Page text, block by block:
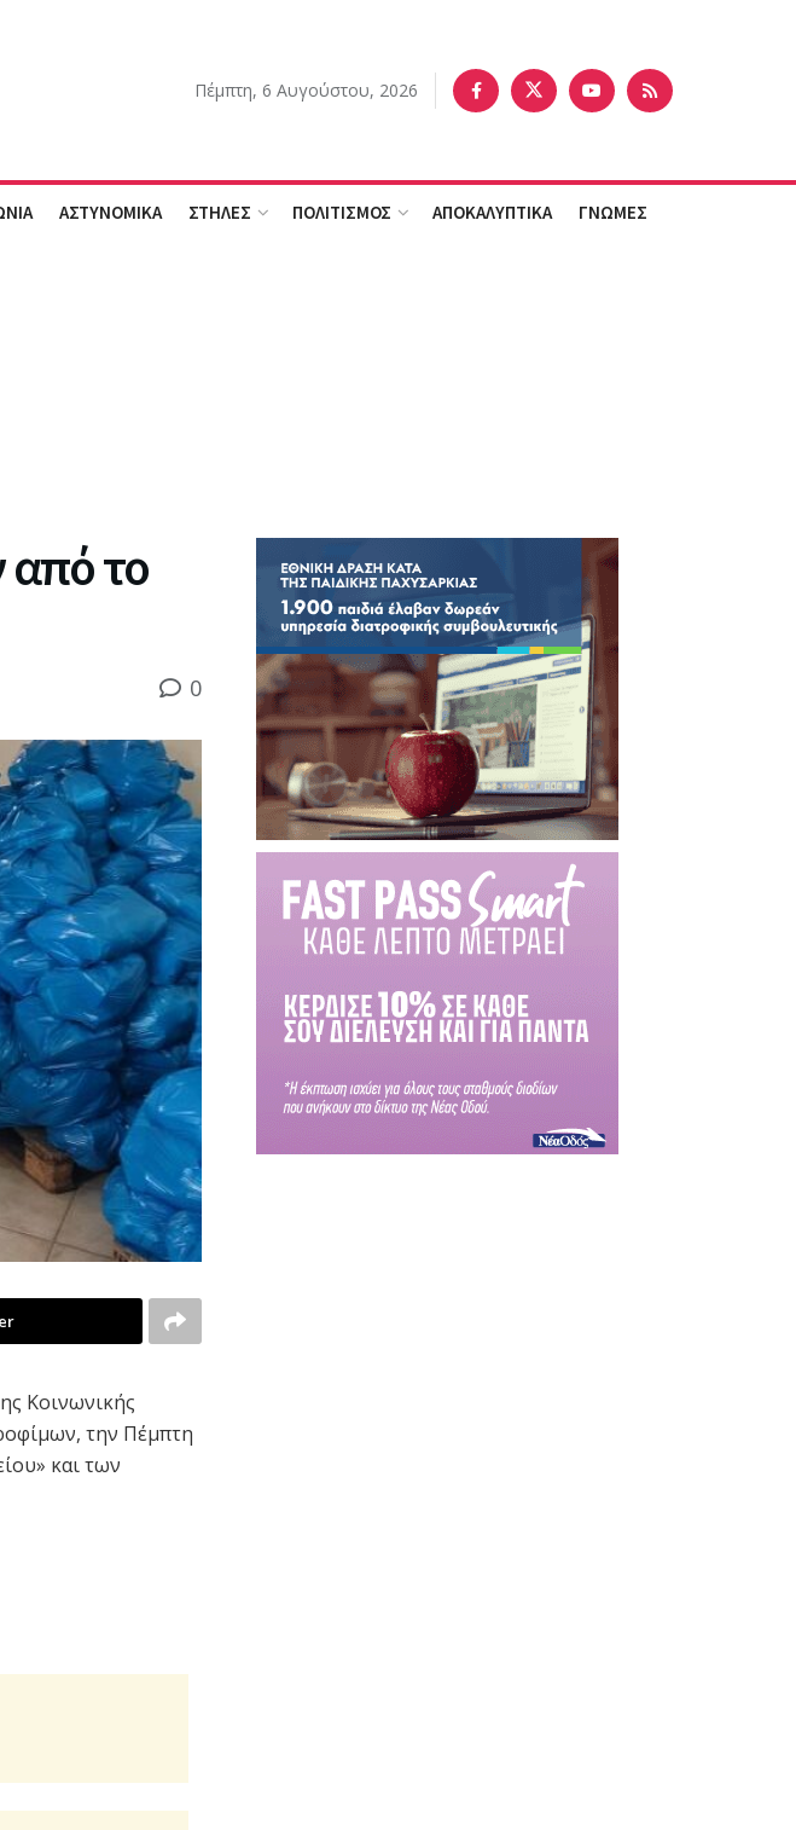
Πέμπτη, 6 Αυγούστου, 2026
ΑΣΤΥΝΟΜΙΚΑ ΣΤΗΛΕΣ ΠΟΛΙΤΙΣΜΟΣ ΑΠΟΚΑΛΥΠΤΙΚΑ ΓΝΩΜΕΣ
από το
0
Κοινωνικής
την Πέμπτη
και των